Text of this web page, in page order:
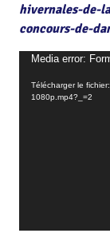
hivernales-de-
concours-de-
d
Media error:
Télécharger le
1080p.mp4?_=2